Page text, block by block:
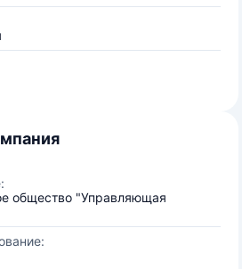
общество "Управляющая